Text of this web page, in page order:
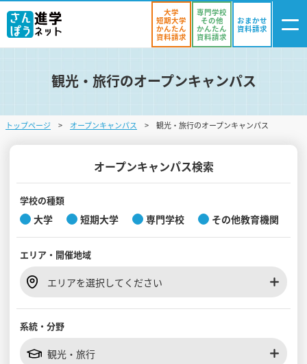
ログイン
・登録
気になる
学校を探す
オープンキャンパスを探す
入試・受験入門
お役立ち情報
見学会WEB手引書
大学
短期大学
かんたん
資料請求
専門学校
その他
かんたん
資料請求
おまかせ
資料請求
観光・旅行のオープンキャンパス
トップページ オープンキャンパス 観光・旅行のオープンキャンパス
オープンキャンパス検索
学校の種類
大学 短期大学 専門学校 その他教育機関
エリア・ 開催地域
エリアを選択してください
系統・分野
観光・旅行